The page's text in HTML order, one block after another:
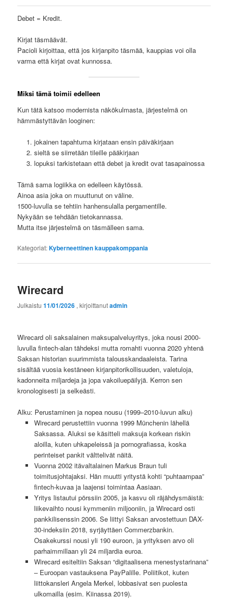
Debet = Kredit.
Kirjat täsmäävät.
Pacioli kirjoittaa, että jos kirjanpito täsmää, kauppias voi olla
varma että kirjat ovat kunnossa.
Miksi tämä toimii edelleen
Kun tätä katsoo modernista näkökulmasta, järjestelmä on
hämmästyttävän looginen:
jokainen tapahtuma kirjataan ensin päiväkirjaan
sieltä se siirretään tileille pääkirjaan
lopuksi tarkistetaan että debet ja kredit ovat tasapainossa
Tämä sama logiikka on edelleen käytössä.
Ainoa asia joka on muuttunut on väline.
1500-luvulla se tehtiin hanhensulalla pergamentille.
Nykyään se tehdään tietokannassa.
Mutta itse järjestelmä on täsmälleen sama.
Kategoriat:Kyberneettinen kauppakomppania
Wirecard
Julkaistu11/01/2026 , kirjoittanutadmin
Wirecard oli saksalainen maksupalveluyritys, joka nousi 2000-
luvulla fintech-alan tähdeksi mutta romahti vuonna 2020 yhtenä
Saksan historian suurimmista talousskandaaleista. Tarina
sisältää vuosia kestäneen kirjanpitorikollisuuden, valetuloja,
kadonneita miljardeja ja jopa vakoiluepäilyjä. Kerron sen
kronologisesti ja selkeästi.
Alku: Perustaminen ja nopea nousu (1999–2010-luvun alku)
Wirecard perustettiin vuonna 1999 Münchenin lähellä
Saksassa. Aluksi se käsitteli maksuja korkean riskin
aloilla, kuten uhkapeleissä ja pornografiassa, koska
perinteiset pankit välttelivät näitä.
Vuonna 2002 itävaltalainen Markus Braun tuli
toimitusjohtajaksi. Hän muutti yritystä kohti “puhtaampaa”
fintech-kuvaa ja laajensi toimintaa Aasiaan.
Yritys listautui pörssiin 2005, ja kasvu oli räjähdysmäistä:
liikevaihto nousi kymmeniin miljooniin, ja Wirecard osti
pankkilisenssin 2006. Se liittyi Saksan arvostettuun DAX-
30-indeksiin 2018, syrjäyttäen Commerzbankin.
Osakekurssi nousi yli 190 euroon, ja yrityksen arvo oli
parhaimmillaan yli 24 miljardia euroa.
Wirecard esiteltiin Saksan “digitaalisena menestystarinana”
– Euroopan vastauksena PayPalille. Poliitikot, kuten
liittokansleri Angela Merkel, lobbasivat sen puolesta
ulkomailla (esim. Kiinassa 2019).